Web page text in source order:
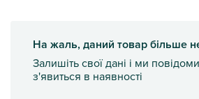
На жаль, даний товар більше
Залишіть свої дані і ми
з'явиться в наявності